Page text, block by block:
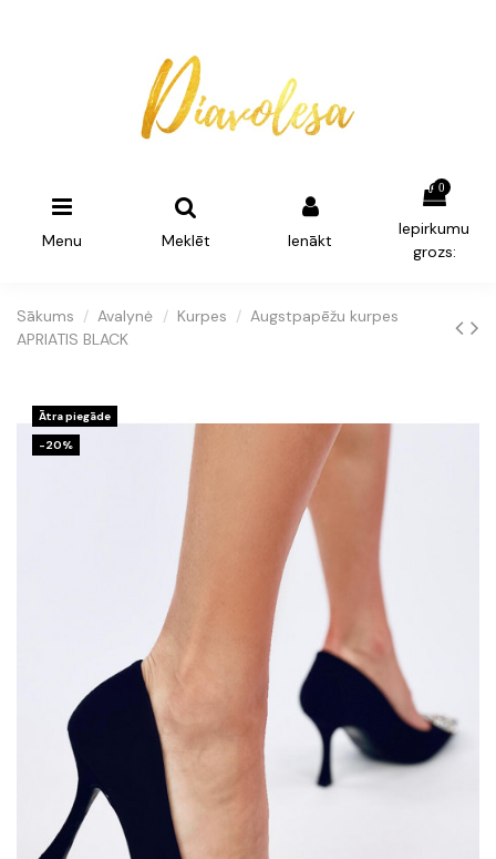
Menu Meklēt Ienākt
0
Iepirkumu
grozs:
Sākums Avalynė Kurpes
Augstpapēžu kurpes
APRIATIS BLACK
Ātra piegāde
-20%